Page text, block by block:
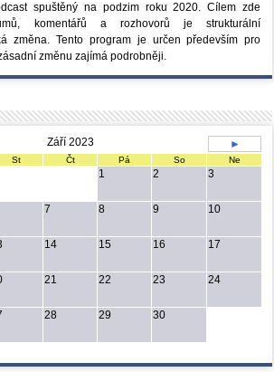
spuštěný na podzim roku 2020.Cílem zde
komentářů a rozhovorů je strukturální
změna. Tento program je určen především pro
změnu zajímá podrobněji.
Září 2023 ►
St Čt Pá So Ne
1 2 3
7 8 9 10
14 15 16 17
21 22 23 24
28 29 30